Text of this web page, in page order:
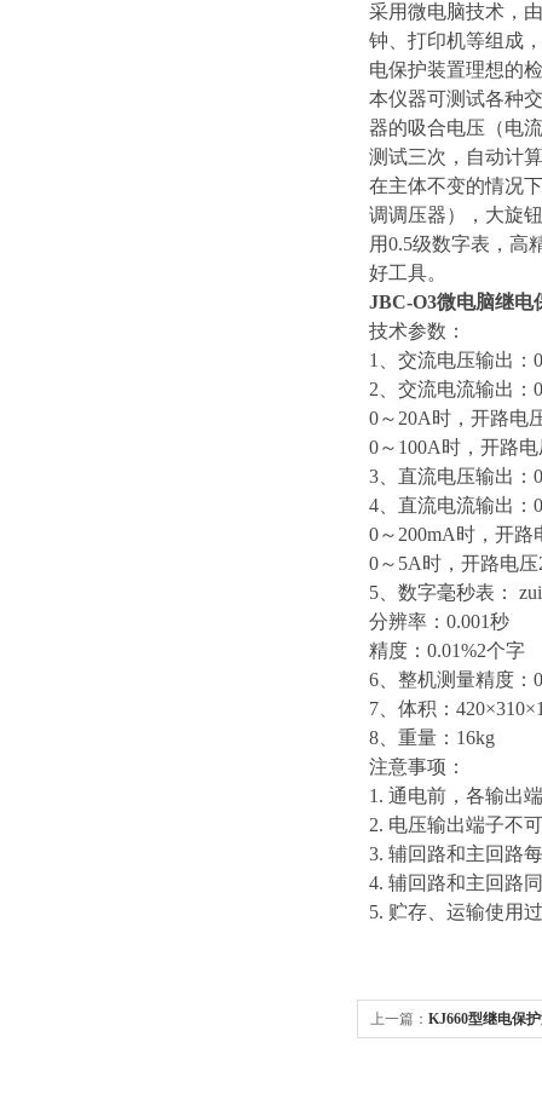
采用微电脑技术，
钟、打印机等组成
电保护装置理想的
本仪器可测试各种
器的吸合电压（电
测试三次，自动计
在主体不变的情况
调调压器），大旋
用0.5级数字表，高
好工具。
JBC-O3微电脑继电
技术参数：
1、交流电压输出：
2、交流电流输出
0～20A时，开路电
0～100A时，开路
3、直流电压输出：
4、直流电流输出：
0～200mA时，开路
0～5A时，开路电压
5、数字毫秒表：
分辨率：0.001秒
精度：0.01%2个字
6、整机测量精度：
7、体积：
8、重量：16kg
注意事项：
1. 通电前，各输出
2. 电压输出端子不
3. 辅回路和主回路
4. 辅回路和主回路
5. 贮存、运输使用
上一篇： KJ660型继电保